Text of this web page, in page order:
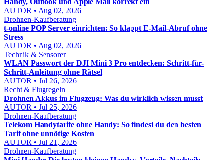
Handy, Outlook und Apple Mail korrekt ein
AUTOR • Aug 02, 2026
Drohnen-Kaufberatung
t-online POP Server einrichten: So klappt E-Mail-Abruf ohne
Stress
AUTOR • Aug 02, 2026
Technik & Sensoren
WLAN Passwort der DJI Mini 3 Pro entdecken: Schritt-für-
Schritt-Anleitung ohne Rätsel
AUTOR • Jul 26, 2026
Recht & Flugregeln
Drohnen Akkus im Flugzeug: Was du wirklich wissen musst
AUTOR • Jul 25, 2026
Drohnen-Kaufberatung
Telekom Handytarife ohne Handy: So findest du den besten
Tarif ohne unnötige Kosten
AUTOR • Jul 21, 2026
Drohnen-Kaufberatung